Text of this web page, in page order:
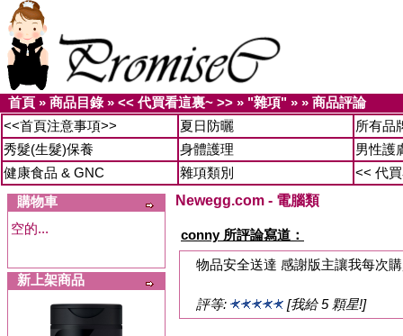
首頁 » 商品目錄» << 代買看這裏~ >> » "雜項" » » 商品評論
<<首頁注意事項>>
夏日防曬
所有品
秀髮(生髮)保養
身體護理
男性護
健康食品 & GNC
雜項類別
<< 代
購物車
空的...
新上架商品
Newegg.com - 電腦類
conny 所評論寫道：
物品安全送達 感謝版主讓我每次
評等: [我給 5 顆星!]